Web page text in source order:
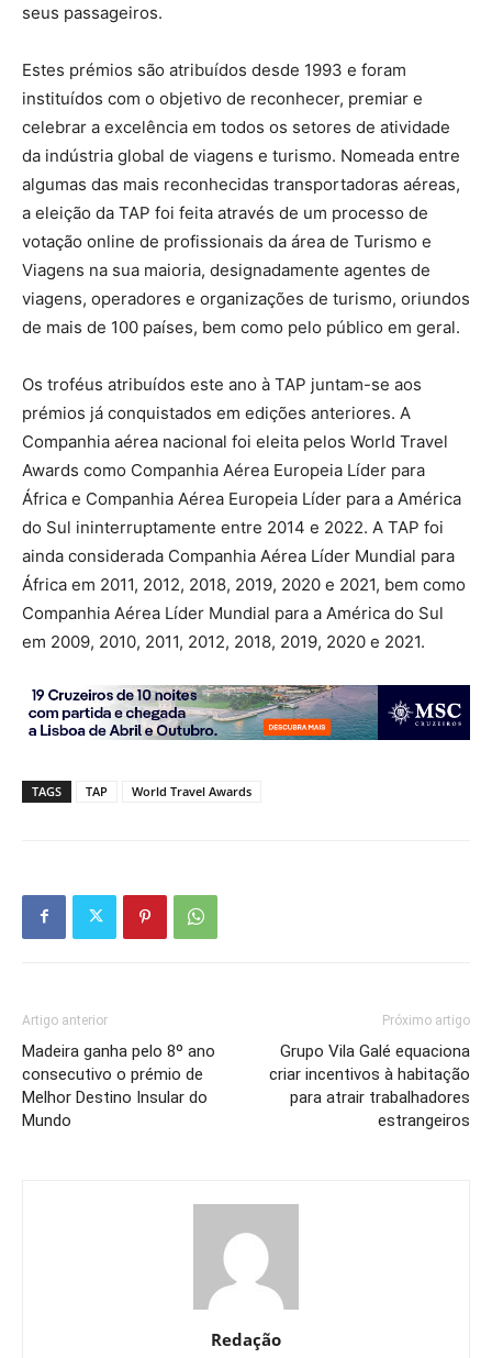
seus passageiros.
Estes prémios são atribuídos desde 1993 e foram
instituídos com o objetivo de reconhecer, premiar e
celebrar a excelência em todos os setores de atividade
da indústria global de viagens e turismo. Nomeada entre
algumas das mais reconhecidas transportadoras aéreas,
a eleição da TAP foi feita através de um processo de
votação online de profissionais da área de Turismo e
Viagens na sua maioria, designadamente agentes de
viagens, operadores e organizações de turismo, oriundos
de mais de 100 países, bem como pelo público em geral.
Os troféus atribuídos este ano à TAP juntam-se aos
prémios já conquistados em edições anteriores. A
Companhia aérea nacional foi eleita pelos World Travel
Awards como Companhia Aérea Europeia Líder para
África e Companhia Aérea Europeia Líder para a América
do Sul ininterruptamente entre 2014 e 2022. A TAP foi
ainda considerada Companhia Aérea Líder Mundial para
África em 2011, 2012, 2018, 2019, 2020 e 2021, bem como
Companhia Aérea Líder Mundial para a América do Sul
em 2009, 2010, 2011, 2012, 2018, 2019, 2020 e 2021.
TAGS TAP World Travel Awards
Artigo anterior
Madeira ganha pelo 8º ano
consecutivo o prémio de
Melhor Destino Insular do
Mundo
Próximo artigo
Grupo Vila Galé equaciona
criar incentivos à habitação
para atrair trabalhadores
estrangeiros
Redação